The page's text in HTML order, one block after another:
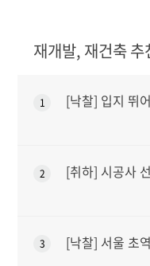
재개발, 재건축
1 [낙찰] 입지 뛰
2 [취하] 시공사
3 [낙찰] 서울 초